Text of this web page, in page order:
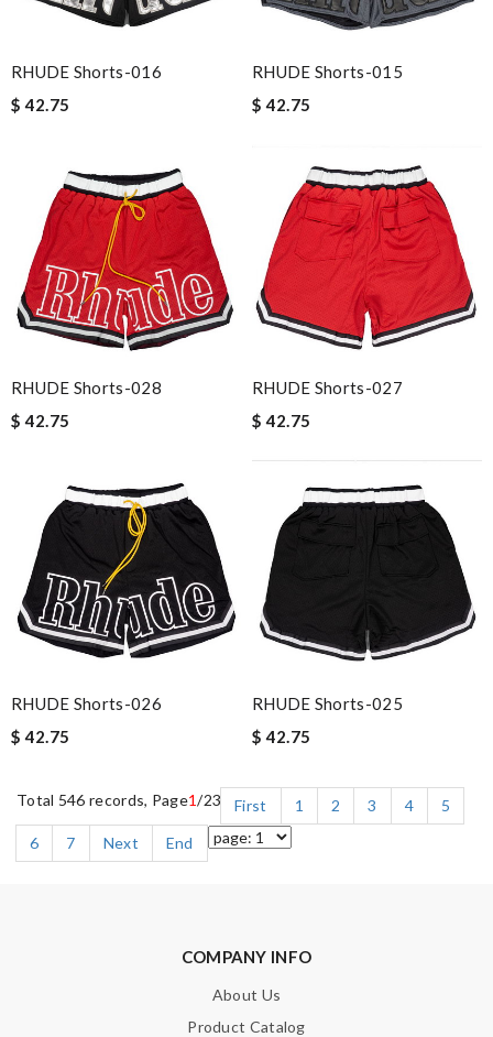
RHUDE Shorts-016
$ 42.75
RHUDE Shorts-015
$ 42.75
RHUDE Shorts-028
$ 42.75
RHUDE Shorts-027
$ 42.75
RHUDE Shorts-026
$ 42.75
RHUDE Shorts-025
$ 42.75
Total 546 records, Page1/23 First 1 2 3 4
5
6
7 Next End
COMPANY INFO
About Us
Product Catalog